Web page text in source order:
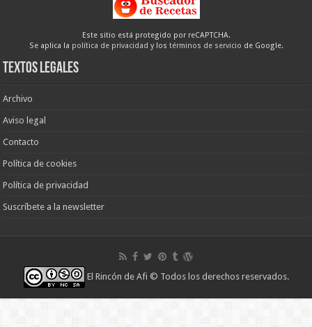
Este sitio está protegido por reCAPTCHA.
Se aplica la política de privacidad y los términos de servicio de Google.
Textos legales
Archivo
Aviso legal
Contacto
Política de cookies
Política de privacidad
Suscríbete a la newsletter
El Rincón de Afi © Todos los derechos reservados.